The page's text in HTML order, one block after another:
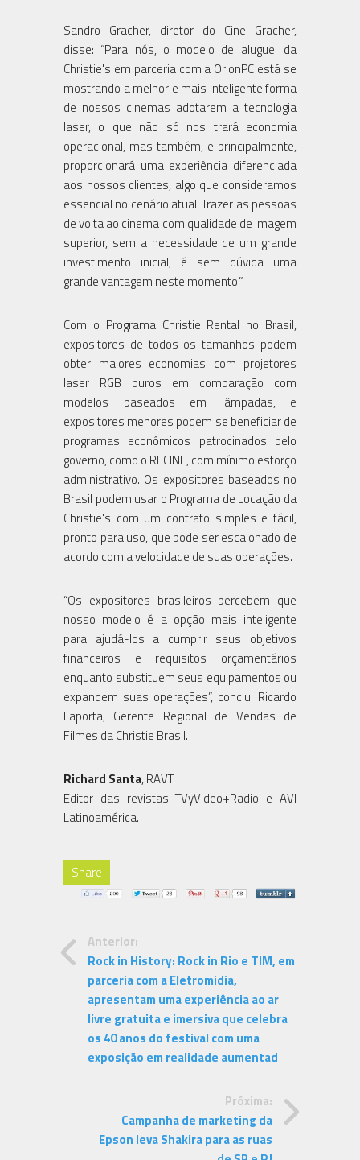
Sandro Gracher, diretor do Cine Gracher,
disse: “Para nós, o modelo de aluguel da
Christie's em parceria com a OrionPC está se
mostrando a melhor e mais inteligente forma
de nossos cinemas adotarem a tecnologia
laser, o que não só nos trará economia
operacional, mas também, e principalmente,
proporcionará uma experiência diferenciada
aos nossos clientes, algo que consideramos
essencial no cenário atual. Trazer as pessoas
de volta ao cinema com qualidade de imagem
superior, sem a necessidade de um grande
investimento inicial, é sem dúvida uma
grande vantagem neste momento.”
Com o Programa Christie Rental no Brasil,
expositores de todos os tamanhos podem
obter maiores economias com projetores
laser RGB puros em comparação com
modelos baseados em lâmpadas, e
expositores menores podem se beneficiar de
programas econômicos patrocinados pelo
governo, como o RECINE, com mínimo esforço
administrativo. Os expositores baseados no
Brasil podem usar o Programa de Locação da
Christie's com um contrato simples e fácil,
pronto para uso, que pode ser escalonado de
acordo com a velocidade de suas operações.
“Os expositores brasileiros percebem que
nosso modelo é a opção mais inteligente
para ajudá-los a cumprir seus objetivos
financeiros e requisitos orçamentários
enquanto substituem seus equipamentos ou
expandem suas operações”, conclui Ricardo
Laporta, Gerente Regional de Vendas de
Filmes da Christie Brasil.
Richard Santa, RAVT
Editor das revistas TVyVideo+Radio e AVI
Latinoamérica.
Share
Anterior:
Rock in History: Rock in Rio e TIM, em
parceria com a Eletromidia,
apresentam uma experiência ao ar
livre gratuita e imersiva que celebra
os 40 anos do festival com uma
exposição em realidade aumentad
Próxima:
Campanha de marketing da
Epson leva Shakira para as ruas